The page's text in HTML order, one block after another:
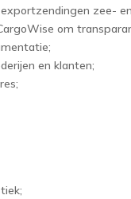
zee-
om
en klanten;